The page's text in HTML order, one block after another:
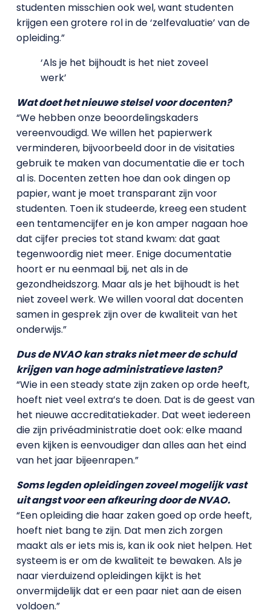
studenten misschien ook wel, want studenten
krijgen een grotere rol in de ‘zelfevaluatie’ van de
opleiding.”
‘Als je het bijhoudt is het niet zoveel
werk’
Wat doet het nieuwe stelsel voor docenten?
“We hebben onze beoordelingskaders
vereenvoudigd. We willen het papierwerk
verminderen, bijvoorbeeld door in de visitaties
gebruik te maken van documentatie die er toch
al is. Docenten zetten hoe dan ook dingen op
papier, want je moet transparant zijn voor
studenten. Toen ik studeerde, kreeg een student
een tentamencijfer en je kon amper nagaan hoe
dat cijfer precies tot stand kwam: dat gaat
tegenwoordig niet meer. Enige documentatie
hoort er nu eenmaal bij, net als in de
gezondheidszorg. Maar als je het bijhoudt is het
niet zoveel werk. We willen vooral dat docenten
samen in gesprek zijn over de kwaliteit van het
onderwijs.”
Dus de NVAO kan straks niet meer de schuld
krijgen van hoge administratieve lasten?
“Wie in een steady state zijn zaken op orde heeft,
hoeft niet veel extra’s te doen. Dat is de geest van
het nieuwe accreditatiekader. Dat weet iedereen
die zijn privéadministratie doet ook: elke maand
even kijken is eenvoudiger dan alles aan het eind
van het jaar bijeenrapen.”
Soms legden opleidingen zoveel mogelijk vast
uit angst voor een afkeuring door de NVAO.
“Een opleiding die haar zaken goed op orde heeft,
hoeft niet bang te zijn. Dat men zich zorgen
maakt als er iets mis is, kan ik ook niet helpen. Het
systeem is er om de kwaliteit te bewaken. Als je
naar vierduizend opleidingen kijkt is het
onvermijdelijk dat er een paar niet aan de eisen
voldoen.”